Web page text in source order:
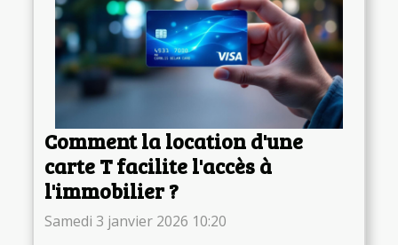
Comment la location d'une
carte T facilite l'accès à
l'immobilier ?
Samedi 3 janvier 2026 10:20